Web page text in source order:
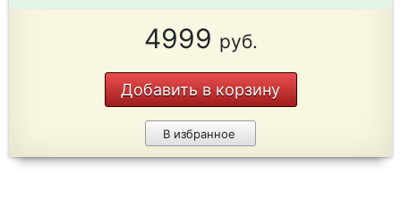
4999 руб.
Добавить в корзину
В избранное